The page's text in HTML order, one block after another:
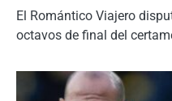
El Romántico Viajero
octavos de final del